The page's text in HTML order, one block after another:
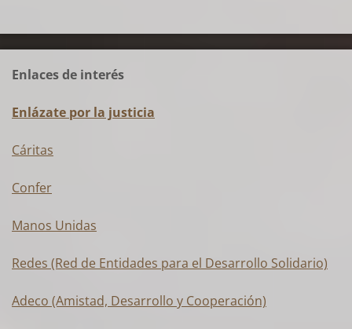
Enlaces de interés
Enlázate por la justicia
Cáritas
Confer
Manos Unidas
Redes (Red de Entidades para el Desarrollo Solidario)
Adeco (Amistad, Desarrollo y Cooperación)